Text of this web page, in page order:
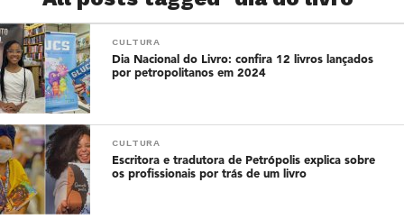
CULTURA
Dia Nacional do Livro: confira 12 livros lançados
por petropolitanos em 2024
CULTURA
Escritora e tradutora de Petrópolis explica sobre
os profissionais por trás de um livro